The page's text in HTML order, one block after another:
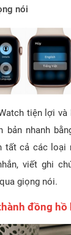
nói
tiện lợi
bản nhanh
tất cả các loại
viết ghi
giọng nói.
đồng hồ